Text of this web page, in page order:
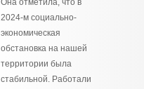
Она отметила, что в
2024-м социально-
экономическая
обстановка на нашей
территории была
стабильной. Работали